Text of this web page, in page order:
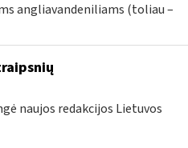
angliavandeniliams (toliau –
naujos redakcijos Lietuvos